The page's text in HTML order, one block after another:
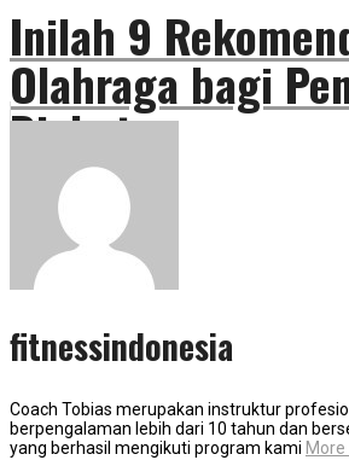
Inilah 9
Olahraga bagi
Diabetes
fitnessindonesia
Coach Tobias merupakan instruktur
berpengalaman lebih dari 10 tahun dan
yang berhasil mengikuti program kami